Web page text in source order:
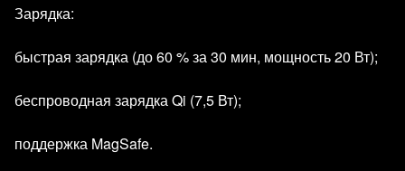
Зарядка:
быстрая зарядка (до 60 % за 30 мин, мощность 20 Вт);
беспроводная зарядка Qi (7,5 Вт);
поддержка MagSafe.